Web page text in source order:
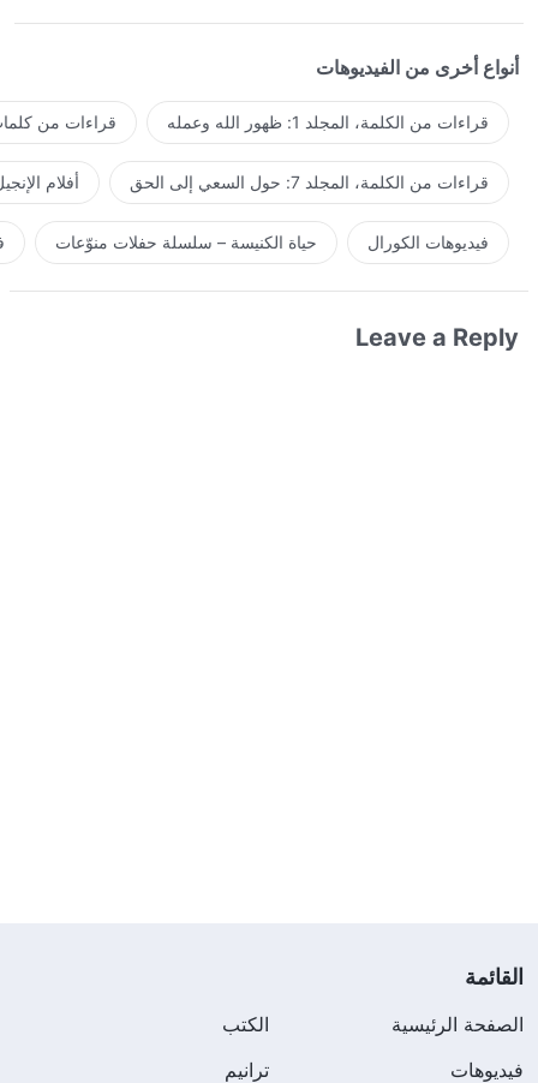
أنواع أخرى من الفيديوهات
قراءات من الكلمة، المجلد 1: ظهور الله وعمله قراءات من
قراءات من الكلمة، المجلد 7: حول السعي إلى الحق أفلام
فيديوهات الكورال حياة الكنيسة – سلسلة حفلات منوّعات
Leave a Reply
القائمة
الصفحة الرئيسية
الكتب
فيديوهات
ترانيم